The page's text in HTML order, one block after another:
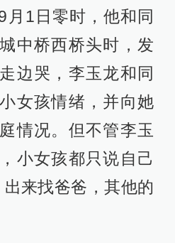
月1日零时，他和同
中桥西桥头时，发
边哭，李玉龙和同
女孩情绪，并向她
情况。但不管李玉
小女孩都只说自己
来找爸爸，其他的